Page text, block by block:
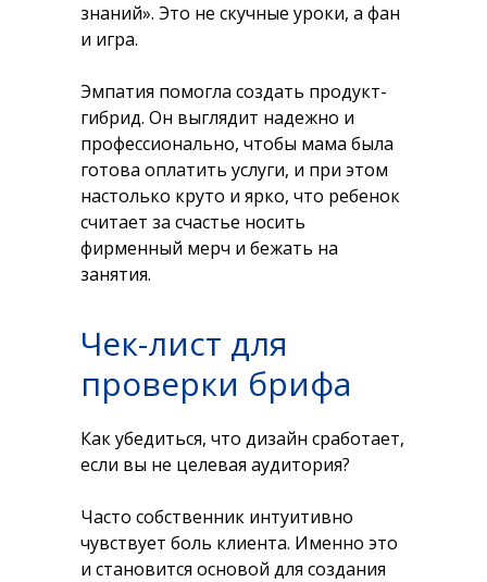
знаний». Это не скучные уроки, а фан
и игра.
Эмпатия помогла создать продукт-
гибрид. Он выглядит надежно и
профессионально, чтобы мама была
готова оплатить услуги, и при этом
настолько круто и ярко, что ребенок
считает за счастье носить
фирменный мерч и бежать на
занятия.
Чек-лист для
проверки брифа
Как убедиться, что дизайн сработает,
если вы не целевая аудитория?
Часто собственник интуитивно
чувствует боль клиента. Именно это
и становится основой для создания